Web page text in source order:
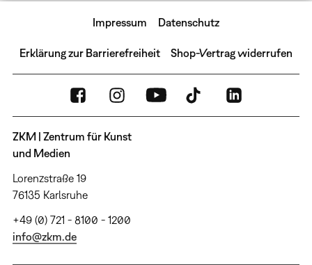
Impressum Datenschutz
Erklärung zur Barrierefreiheit Shop-Vertrag widerrufen
ZKM | Zentrum für Kunst
und Medien
Lorenzstraße 19
76135 Karlsruhe
+49 (0) 721 - 8100 - 1200
info@zkm.de